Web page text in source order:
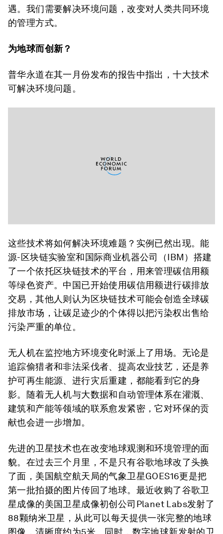
遇。我们需要解决环境问题，改变对人类共同环境
的管理方式。
为地球而创新 ？
普华永道在其一月份发布的报告中指出，十大技术
可解决环境问题。
这些技术将如何解决环境难题？实例已然出现。能
源-区块链实验室和国际商业机器公司（IBM）搭建
了一个依托区块链技术的平台，用来管理碳信用额
等绿色资产。中国已开始使用碳信用额进行碳排放
交易，其他人则认为区块链技术可能会创造全球碳
排放市场，让碳足迹少的个体得以把污染权出售给
污染严重的单位。
无人机在监控地方环境变化时派上了用场。无论是
追踪偷猎者和非法采伐者、提高农业技艺，还是养
护可再生能源、进行灾后重建，都能看到它的身
影。随着无人机与大数据和自动管理体系在灌溉、
建筑和产能等领域的联系愈发紧密，它对环保的贡
献也会进一步增加。
先进的卫星技术也在改变地球观测和环境管理的面
貌。在过去三个月里，不是只有谷歌地球改了头换
了面，美国航空航天局的气象卫星GOES16更是把
第一批拍摄的图片传回了地球。最近收购了谷歌卫
星成像的美国卫星成像初创公司Planet Labs发射了
88颗纳米卫星，从此可以每天提供一张完整的地球
图像，清晰度约为5米。同时，数字地球新发射的卫